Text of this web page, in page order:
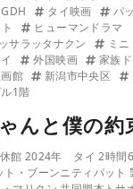
タイ映画
パッ
ヒューマンドラマ
サラッタナクン
ミニ
外国映画
家族ド
館
新潟市中央区
1階
んと僕の約
館 2024年 タイ 2時
・ブーンニティパット